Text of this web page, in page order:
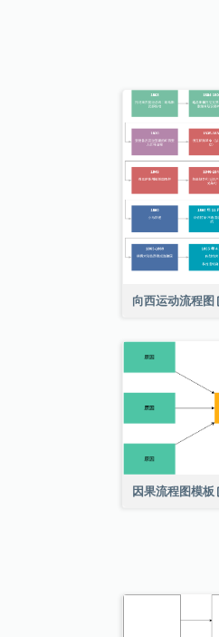
向西运动流程图
因果流程图模板